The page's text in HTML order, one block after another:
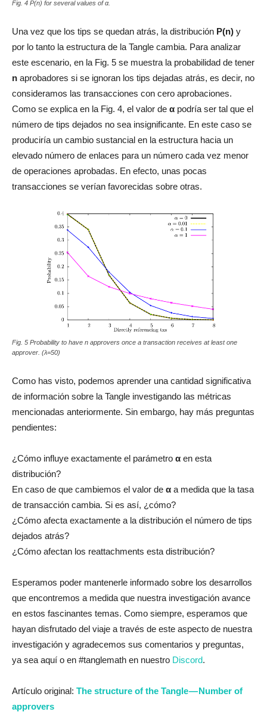
Fig. 4 P(n) for several values of α.
Una vez que los tips se quedan atrás, la distribución P(n) y
por lo tanto la estructura de la Tangle cambia. Para analizar
este escenario, en la Fig. 5 se muestra la probabilidad de tener
n aprobadores si se ignoran los tips dejadas atrás, es decir, no
consideramos las transacciones con cero aprobaciones.
Como se explica en la Fig. 4, el valor de α podría ser tal que el
número de tips dejados no sea insignificante. En este caso se
produciría un cambio sustancial en la estructura hacia un
elevado número de enlaces para un número cada vez menor
de operaciones aprobadas. En efecto, unas pocas
transacciones se verían favorecidas sobre otras.
Fig. 5 Probability to have n approvers once a transaction receives at least one
approver. (λ=50)
Como has visto, podemos aprender una cantidad significativa
de información sobre la Tangle investigando las métricas
mencionadas anteriormente. Sin embargo, hay más preguntas
pendientes:
¿Cómo influye exactamente el parámetro α en esta
distribución?
En caso de que cambiemos el valor de α a medida que la tasa
de transacción cambia. Si es así, ¿cómo?
¿Cómo afecta exactamente a la distribución el número de tips
dejados atrás?
¿Cómo afectan los reattachments esta distribución?
Esperamos poder mantenerle informado sobre los desarrollos
que encontremos a medida que nuestra investigación avance
en estos fascinantes temas. Como siempre, esperamos que
hayan disfrutado del viaje a través de este aspecto de nuestra
investigación y agradecemos sus comentarios y preguntas,
ya sea aquí o en #tanglemath en nuestro Discord.
Artículo original: The structure of the Tangle — Number of
approvers